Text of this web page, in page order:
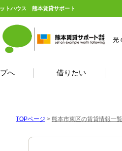
トハウス 熊本賃貸サポート
へ 借りたい
TOPページ > 熊本市東区の賃貸情報一覧